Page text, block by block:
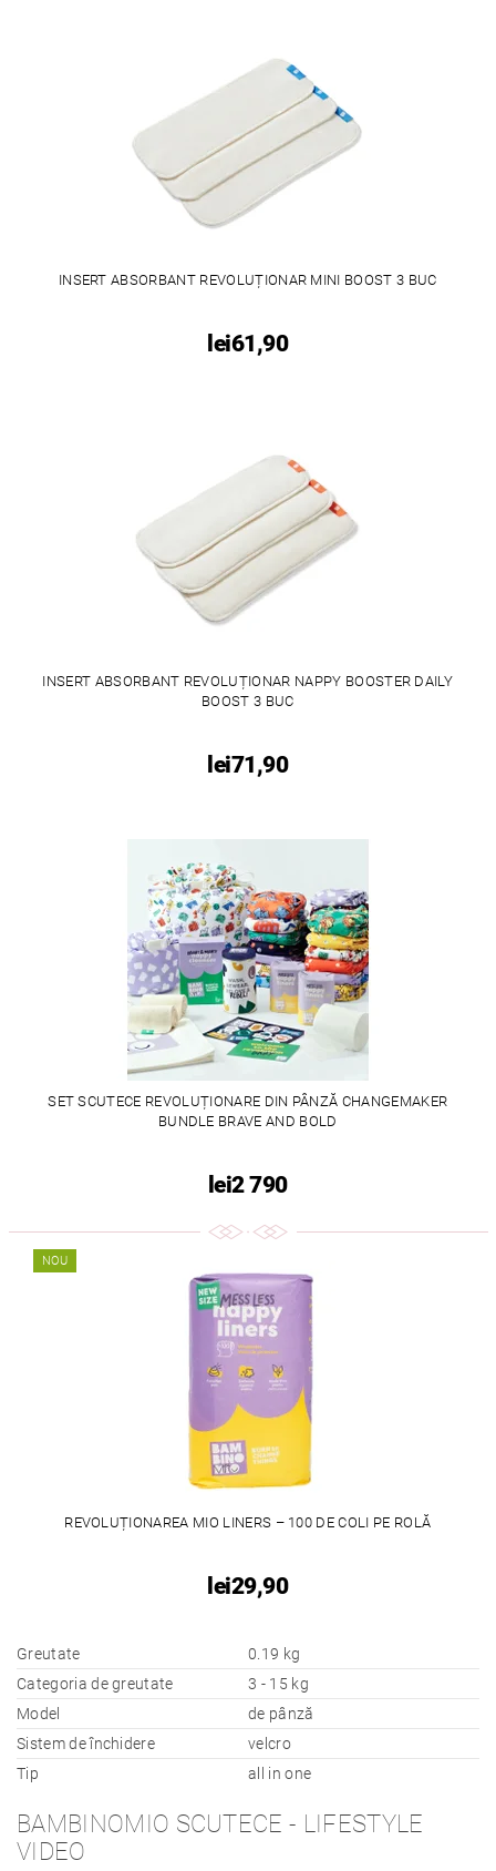
INSERT ABSORBANT REVOLUȚIONAR MINI BOOST 3 BUC
lei61,90
INSERT ABSORBANT REVOLUȚIONAR NAPPY BOOSTER DAILY
BOOST 3 BUC
lei71,90
SET SCUTECE REVOLUȚIONARE DIN PÂNZĂ CHANGEMAKER
BUNDLE BRAVE AND BOLD
lei2 790
NOU
REVOLUȚIONAREA MIO LINERS – 100 DE COLI PE ROLĂ
lei29,90
Greutate
0.19 kg
Categoria de greutate
3 - 15 kg
Model
de pânză
Sistem de închidere
velcro
Tip
all in one
BAMBINOMIO SCUTECE - LIFESTYLE
VIDEO